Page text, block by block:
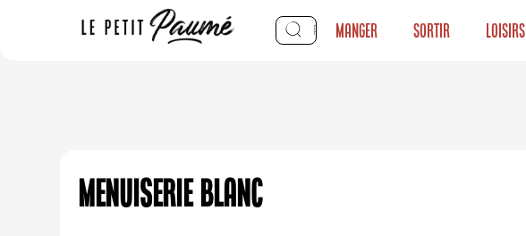
Manger Sortir Loisirs
Menuiserie Blanc